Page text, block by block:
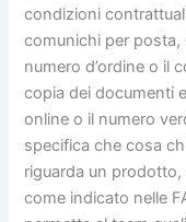
condizioni
comunichi per
numero d’ordine o il
copia dei documenti
online o il numero
specifica che cosa
riguarda un
come indicato nelle